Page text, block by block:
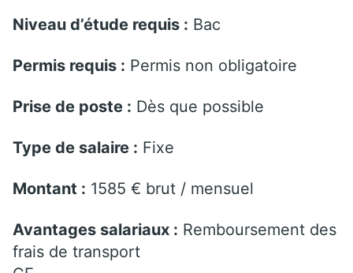
Niveau d’étude requis : Bac
Permis requis : Permis non obligatoire
Prise de poste : Dès que possible
Type de salaire : Fixe
Montant : 1585 € brut / mensuel
Avantages salariaux : Remboursement des
frais de transport